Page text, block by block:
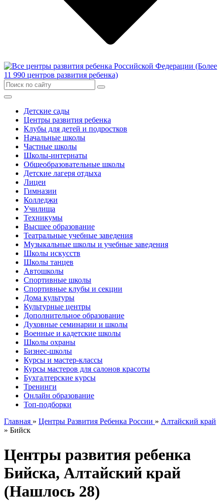
Детские сады
Центры развития ребенка
Клубы для детей и подростков
Начальные школы
Частные школы
Школы-интернаты
Общеобразовательные школы
Детские лагеря отдыха
Лицеи
Гимназии
Колледжи
Училища
Техникумы
Высшее образование
Театральные учебные заведения
Музыкальные школы и учебные заведения
Школы искусств
Школы танцев
Автошколы
Спортивные школы
Спортивные клубы и секции
Дома культуры
Культурные центры
Дополнительное образование
Духовные семинарии и школы
Военные и кадетские школы
Школы охраны
Бизнес-школы
Курсы и мастер-классы
Курсы мастеров для салонов красоты
Бухгалтерские курсы
Тренинги
Онлайн образование
Топ-подборки
Главная » Центры Развития Ребенка России » Алтайский край
» Бийск
Центры развития ребенка
Бийска, Алтайский край
(Нашлось 28)